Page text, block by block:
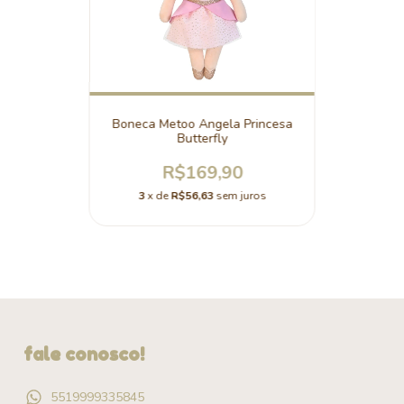
Boneca Metoo Angela Princesa
Butterfly
R$169,90
3x deR$56,63 sem juros
fale conosco!
5519999335845